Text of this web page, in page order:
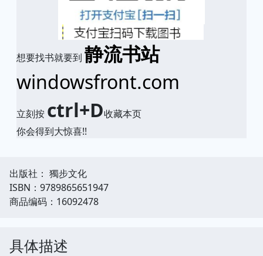
想要找书就要到 静流书站
windowsfront.com
立刻按 ctrl+D收藏本页
你会得到大惊喜!!
出版社： 獨步文化
ISBN：9789865651947
商品编码：16092478
具体描述